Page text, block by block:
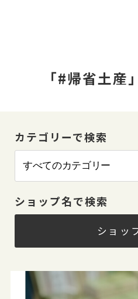
「#帰省土産
カテゴリーで検索
ショップ名で検索
ショッ